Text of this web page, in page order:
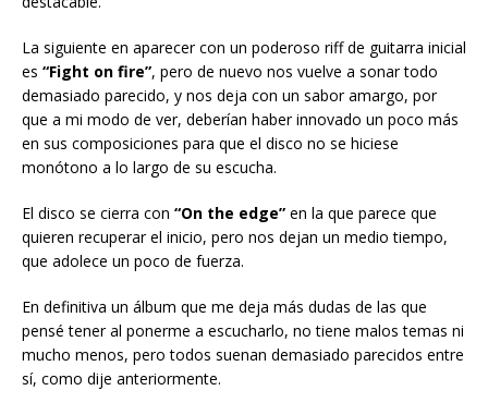
La siguiente en aparecer con un poderoso riff de guitarra inicial
es “Fight on fire”, pero de nuevo nos vuelve a sonar todo
demasiado parecido, y nos deja con un sabor amargo, por
que a mi modo de ver, deberían haber innovado un poco más
en sus composiciones para que el disco no se hiciese
monótono a lo largo de su escucha.
El disco se cierra con “On the edge” en la que parece que
quieren recuperar el inicio, pero nos dejan un medio tiempo,
que adolece un poco de fuerza.
En definitiva un álbum que me deja más dudas de las que
pensé tener al ponerme a escucharlo, no tiene malos temas ni
mucho menos, pero todos suenan demasiado parecidos entre
sí, como dije anteriormente.